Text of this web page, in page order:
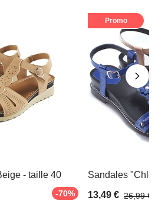
- taille 40
-70%
Promo
Sandales "Chloé"
13,49 € 26,99 €